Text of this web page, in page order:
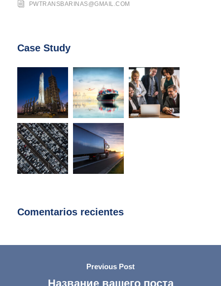
PWTRANSBARINAS@GMAIL.COM
Case Study
Comentarios recientes
Previous Post
Название вашего поста